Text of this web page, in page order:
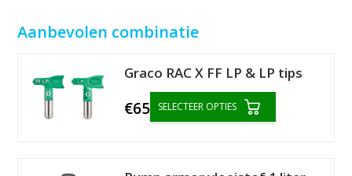
Aanbevolen combinatie
Graco RAC X FF LP & LP tips
€65 SELECTEER OPTIES